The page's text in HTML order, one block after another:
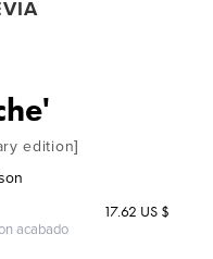
edition]
acabado
17.62 US $